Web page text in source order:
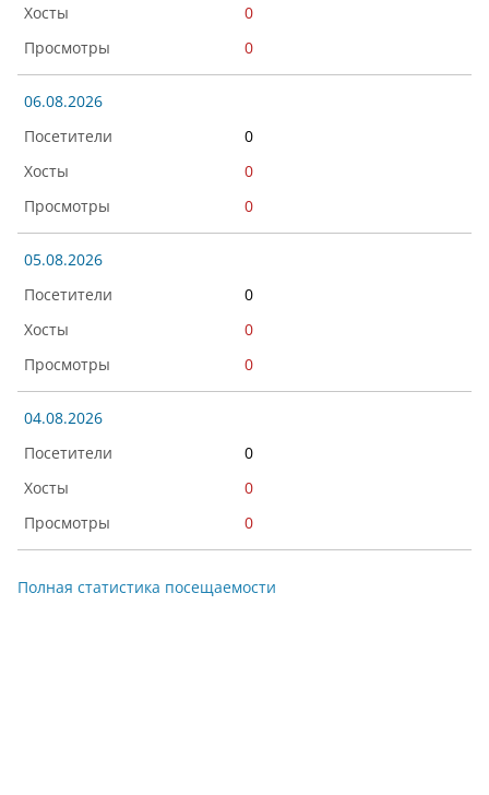
0
0
06.08.2026
0
0
0
05.08.2026
0
0
0
04.08.2026
0
0
0
Полная статистика посещаемости